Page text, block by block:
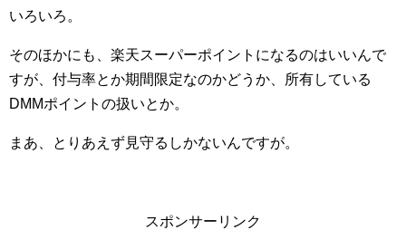
いろいろ。
そのほかにも、楽天スーパーポイントになるのはいいんで
すが、付与率とか期間限定なのかどうか、所有している
DMMポイントの扱いとか。
まあ、とりあえず見守るしかないんですが。
スポンサーリンク